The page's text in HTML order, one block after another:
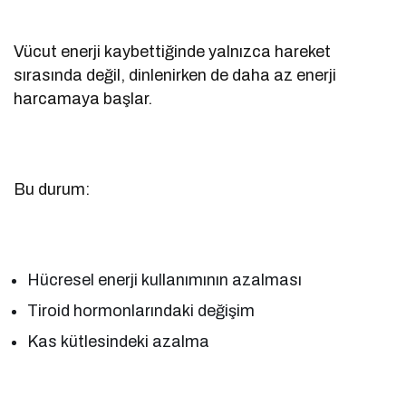
Vücut enerji kaybettiğinde yalnızca hareket
sırasında değil, dinlenirken de daha az enerji
harcamaya başlar.
Bu durum:
Hücresel enerji kullanımının azalması
Tiroid hormonlarındaki değişim
Kas kütlesindeki azalma